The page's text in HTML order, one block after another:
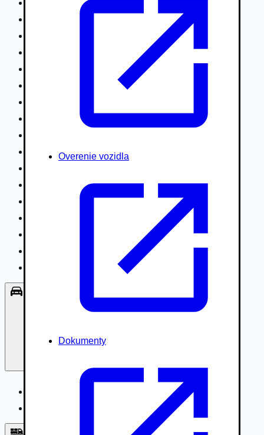
Overenie vozidla
Dokumenty
Nákladné vozidlá nad 7,5t
Vodné/Snežné skútre, štvorkolky
Poľnohospodárske vozidlá / stroje
Hydraulické ruky autožeriavy
Špeciály/nosiče kontajnerov
Návesy/prívesy nadstavby
Lode/člny, lietadlá/vznášadlá
Príslušenstvo, Oblečenie